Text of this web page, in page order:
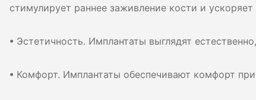
стимулирует раннее заживление кости и
• Эстетичность. Имплантаты выглядят
• Комфорт. Имплантаты обеспечивают комфорт